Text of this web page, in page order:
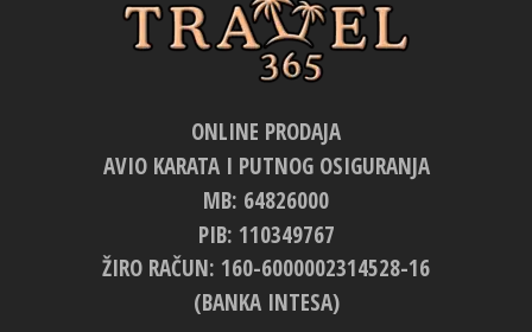
ONLINE PRODAJA
AVIO KARATA I PUTNOG OSIGURANJA
MB: 64826000
PIB: 110349767
ŽIRO RAČUN: 160-6000002314528-16
(BANKA INTESA)